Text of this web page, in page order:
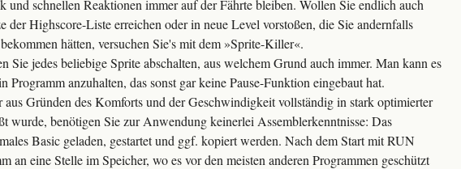
und schnellen Reaktionen immer auf der Fährte bleiben. Wollen Sie endlich auch
der Highscore-Liste erreichen oder in neue Level vorstoßen, die Sie andernfalls
hätten, versuchen Sie's mit dem »Sprite-Killer«.
Sie jedes beliebige Sprite abschalten, aus welchem Grund auch immer. Man kann es
Programm anzuhalten, das sonst gar keine Pause-Funktion eingebaut hat.
Gründen des Komforts und der Geschwindigkeit vollständig in stark optimierter
wurde, benötigen Sie zur Anwendung keinerlei Assemblerkenntnisse: Das
Basic geladen, gestartet und ggf. kopiert werden. Nach dem Start mit RUN
an eine Stelle im Speicher, wo es vor den meisten anderen Programmen geschützt